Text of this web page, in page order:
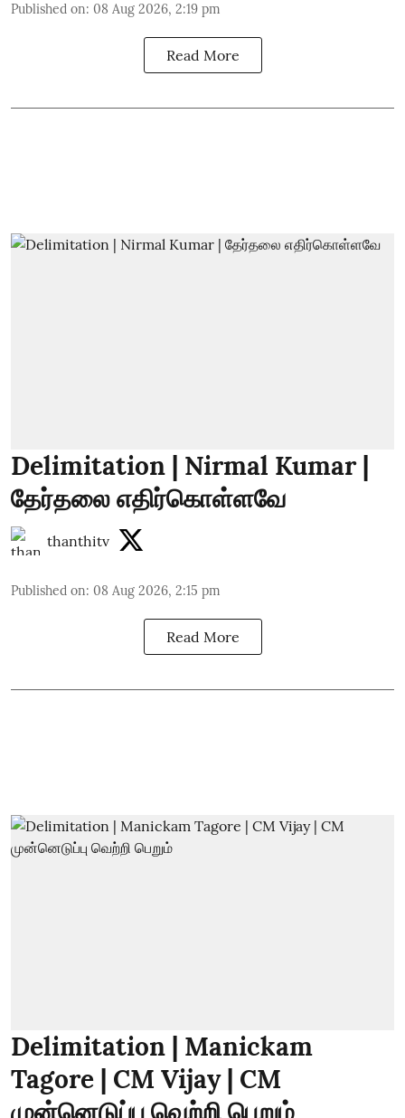
Published on: 08 Aug 2026, 2:19 pm
Read More
Delimitation | Nirmal Kumar |
தேர்தலை எதிர்கொள்ளவே
thanthitv
Published on: 08 Aug 2026, 2:15 pm
Read More
Delimitation | Manickam
Tagore | CM Vijay | CM